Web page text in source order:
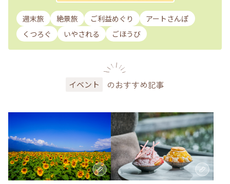
週末旅 絶景旅 ご利益めぐり
アートさんぽ
くつろぐ
いやされる ごほうび
イベント のおすすめ記事